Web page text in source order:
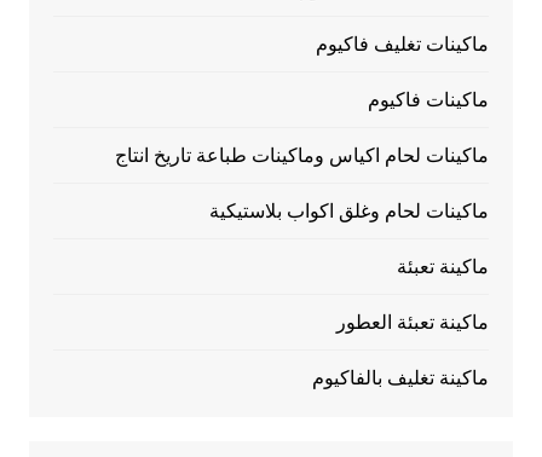
ماكينات تغليف فاكيوم
ماكينات فاكيوم
ماكينات لحام اكياس وماكينات طباعة تاريخ انتاج
ماكينات لحام وغلق اكواب بلاستيكية
ماكينة تعبئة
ماكينة تعبئة العطور
ماكينة تغليف بالفاكيوم